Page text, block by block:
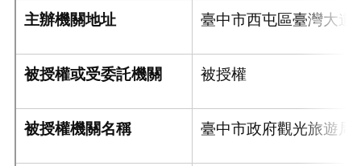
主辦機關地址 臺中市西屯區臺灣大道
被授權或受委託機關 被授權
被授權機關名稱 臺中市政府觀光旅遊局